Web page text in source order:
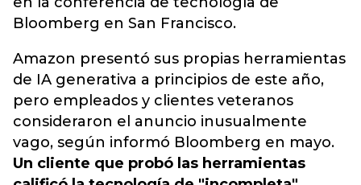
Bloomberg en San Francisco.
Amazon presentó sus propias herramientas
de IA generativa a principios de este año,
pero empleados y clientes veteranos
consideraron el anuncio inusualmente
vago, según informó Bloomberg en mayo.
Un cliente que probó las herramientas